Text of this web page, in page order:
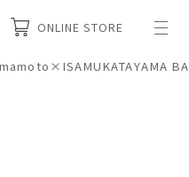
ONLINE STORE